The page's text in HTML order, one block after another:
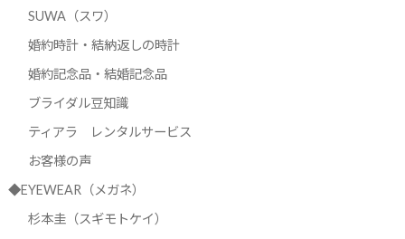
SUWA（スワ）
婚約時計・結納返しの時計
婚約記念品・結婚記念品
ブライダル豆知識
ティアラ レンタルサービス
お客様の声
◆EYEWEAR（メガネ）
杉本圭（スギモトケイ）